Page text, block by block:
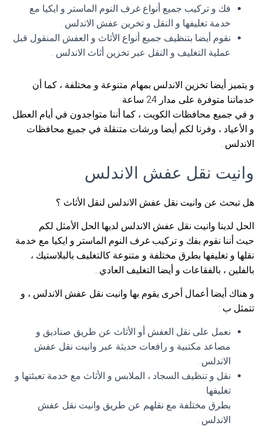
فك و تركيب جميع أنواع غرف النوم الماستر و ايكيا مع
خدمة تغليفها و النقل و تخرين عفش الاندلس .
نقوم أيضا بتنظيف جميع أنواع الأثاث و العفش المنقول قبل
عملية التغليف و النقل عبر تخزين أثاث الاندلس .
و يتميز أيضا تخزين الاندلس بمهام متنوعة و مختلفة ، كما أن
خدماتنا متوفرة على مدار 24 ساعة
و في جميع محافظات الكويت ، كما أننا متواجدون في أيام العطل
و الأعياد ، وفرنا لكم أيضا ورشات متنقلة في جميع محافظات
الاندلس .
وانيت نقل عفش الاندلس
هل تبحث عن وانيت نقل عفش الاندلس لنقل الأثاث ؟
الحل لدينا وانيت نقل عفش الاندلس لديها الحل الأمثل لكم
حيث أننا نقوم بفك و تركيب غرف النوم الماستر و ايكيا مع خدمة
نقلها و تغليفها بطرق مختلفة و متنوعة كالتغليف بالبلاستيك ،
بالفلين ، بالفقاعات و أيضا التغليف العادي .
و هناك أيضا أعمال أخرى يقوم بها وانيت نقل عفش الاندلس ، و
تتمثل ب :
نعمل على نقل العفش أو الأثاث عن طريق صناديق و
مصاعد مكتبية و رافعات حديثة عبر وانيت نقل عفش
الاندلس .
نقل و تنظيف السجاد ، الملابس و الأثاث مع خدمة تعبئتها و
تغليفها
بطرق مختلفة مع نقلهم عن طريق وانيت نقل عفش
الاندلس .